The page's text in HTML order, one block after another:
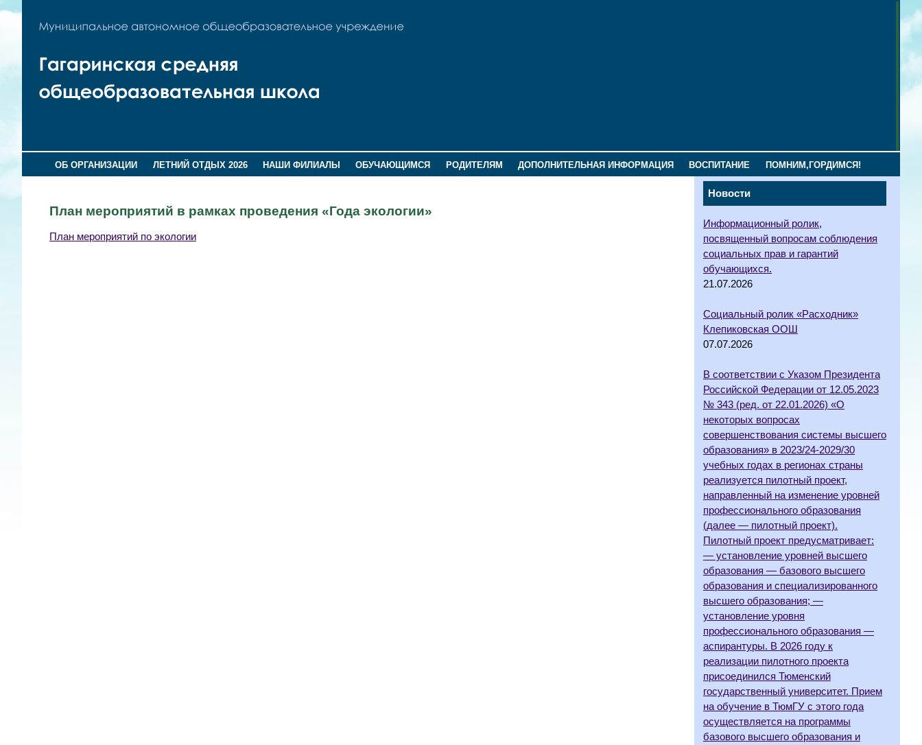
ОБ ОРГАНИЗАЦИИ ЛЕТНИЙ ОТДЫХ 2026 НАШИ ФИЛИАЛЫ ОБУЧАЮЩИМСЯ РОДИТЕЛЯМ ДОПОЛНИТЕЛЬНАЯ ИНФОРМАЦИЯ ВОСПИТАНИЕ ПОМНИМ,ГОРДИМСЯ!
Новости
Информационный ролик,
посвященный вопросам соблюдения
социальных прав и гарантий
обучающихся.
21.07.2026
Социальный ролик «Расходник»
Клепиковская ООШ
07.07.2026
В соответствии с Указом Президента
Российской Федерации от 12.05.2023
№ 343 (ред. от 22.01.2026) «О
некоторых вопросах
совершенствования системы высшего
образования» в 2023/24-2029/30
учебных годах в регионах страны
реализуется пилотный проект,
направленный на изменение уровней
профессионального образования
(далее — пилотный проект).
Пилотный проект предусматривает:
— установление уровней высшего
образования — базового высшего
образования и специализированного
высшего образования; —
установление уровня
профессионального образования —
аспирантуры. В 2026 году к
реализации пилотного проекта
присоединился Тюменский
государственный университет. Прием
на обучение в ТюмГУ с этого года
осуществляется на программы
базового высшего образования и
План мероприятий в рамках проведения «Года экологии»
План мероприятий по экологии